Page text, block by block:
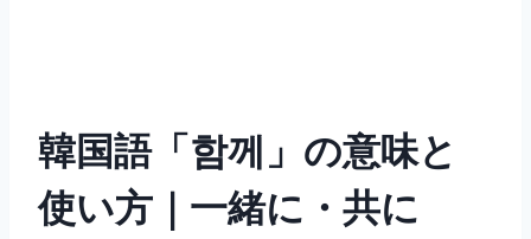
韓国語「함께」の意味と
使い方｜一緒に・共に